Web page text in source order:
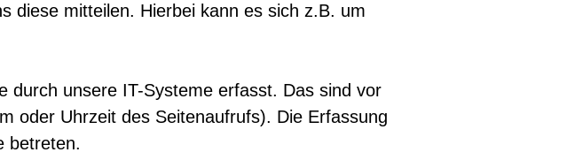
diese mitteilen. Hierbei kann es sich z.B. um
durch unsere IT-Systeme erfasst. Das sind vor
oder Uhrzeit des Seitenaufrufs). Die Erfassung
betreten.